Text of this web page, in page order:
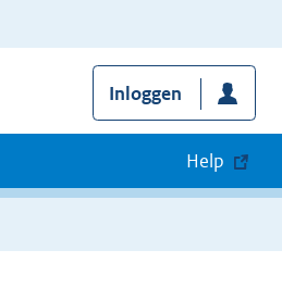
Inloggen
Help